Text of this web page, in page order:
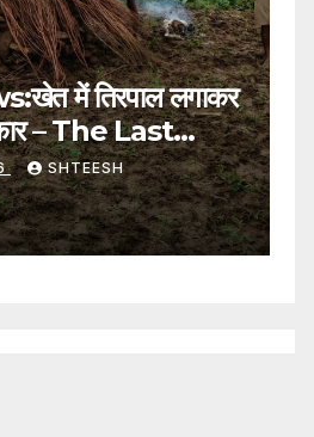
में तिरपाल लगाकर
– The Last
Performed By
In The
SHTEESH